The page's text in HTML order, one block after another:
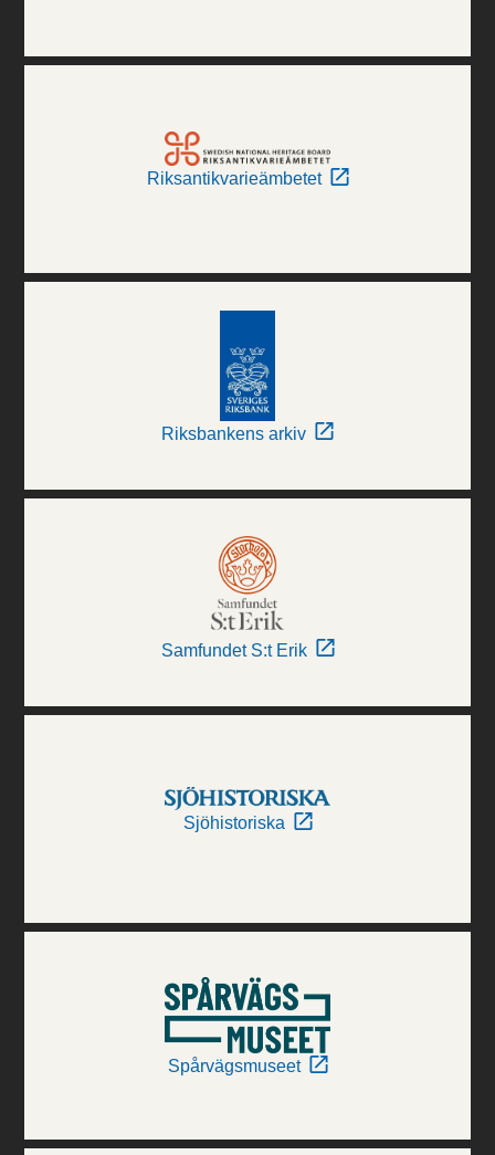
Riksantikvarieämbetet
Riksbankens arkiv
Samfundet S:t Erik
Sjöhistoriska
Spårvägsmuseet